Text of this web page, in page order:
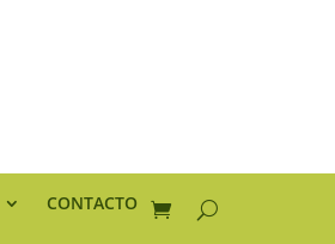
CONTACTO